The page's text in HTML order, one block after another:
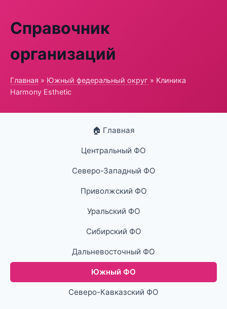
Справочник
организаций
Главная » Южный федеральный округ » Клиника
Harmony Esthetic
🏠 Главная
Центральный ФО
Северо-Западный ФО
Приволжский ФО
Уральский ФО
Сибирский ФО
Дальневосточный ФО
Южный ФО
Северо-Кавказский ФО